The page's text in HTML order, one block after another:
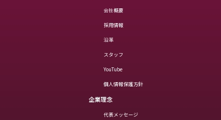
会社概要
採用情報
沿革
スタッフ
YouTube
個人情報保護方針
企業理念
代表メッセージ